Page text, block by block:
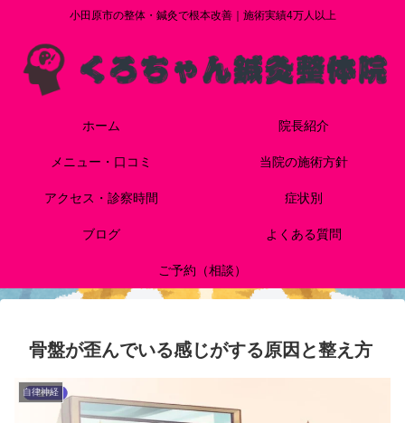
小田原市の整体・鍼灸で根本改善｜施術実績4万人以上
ホーム 院長紹介
メニュー・口コミ 当院の施術方針
アクセス・診察時間 症状別
ブログ よくある質問
ご予約（相談）
骨盤が歪んでいる感じがする原因と整え方
自律神経